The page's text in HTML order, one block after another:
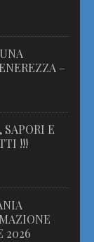
–
SAPORI E
!!!
2026